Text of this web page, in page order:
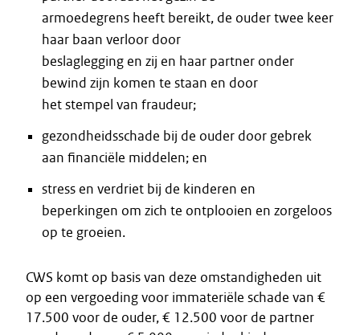
armoedegrens heeft bereikt, de ouder twee keer
haar baan verloor door
beslaglegging en zij en haar partner onder
bewind zijn komen te staan en door
het stempel van fraudeur;
gezondheidsschade bij de ouder door gebrek
aan financiële middelen; en
stress en verdriet bij de kinderen en
beperkingen om zich te ontplooien en zorgeloos
op te groeien.
CWS komt op basis van deze omstandigheden uit
op een vergoeding voor immateriële schade van €
17.500 voor de ouder, € 12.500 voor de partner